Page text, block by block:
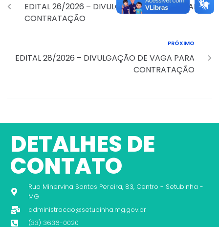
EDITAL 26/2026 – DIVULGAÇÃO DE VAGA PARA
CONTRATAÇÃO
PRÓXIMO
EDITAL 28/2026 – DIVULGAÇÃO DE VAGA PARA
CONTRATAÇÃO
DETALHES DE
CONTATO
Rua Minervina Santos Pereira, 83, Centro - Setubinha -
MG
administracao@setubinha.mg.gov.br
(33) 3636-0020